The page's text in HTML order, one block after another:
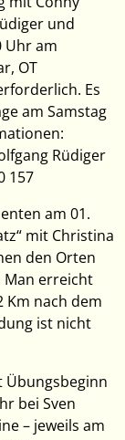
und
Uhr am
OT
Es
am Samstag
Rüdiger
157
am 01.
mit Christina
den Orten
Man erreicht
Km nach dem
ist nicht
Übungsbeginn
bei Sven
– jeweils am